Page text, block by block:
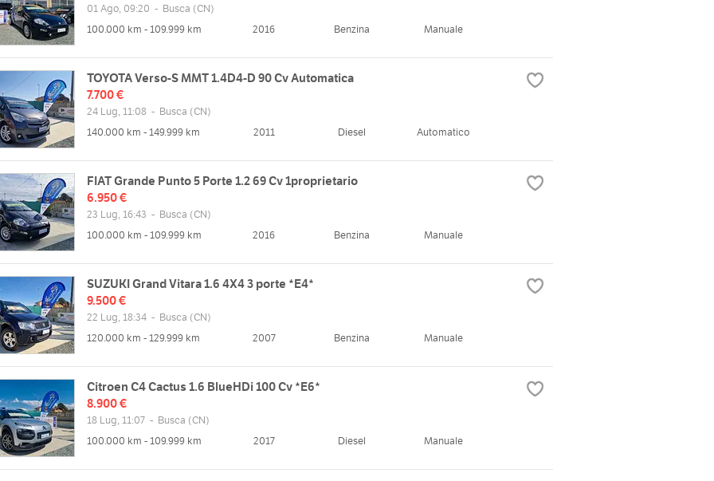
01 Ago, 09:20 - Busca (CN)
100.000 km - 109.999 km
2016 Benzina Manuale
TOYOTA Verso-S MMT 1.4D4-D 90 Cv Automatica
7.700 €
24 Lug, 11:08 - Busca (CN)
140.000 km - 149.999 km
2011 Diesel Automatico
FIAT Grande Punto 5 Porte 1.2 69 Cv 1proprietario
6.950 €
23 Lug, 16:43 - Busca (CN)
100.000 km - 109.999 km
2016 Benzina Manuale
SUZUKI Grand Vitara 1.6 4X4 3 porte *E4*
9.500 €
22 Lug, 18:34 - Busca (CN)
120.000 km - 129.999 km
2007 Benzina Manuale
Citroen C4 Cactus 1.6 BlueHDi 100 Cv *E6*
8.900 €
18 Lug, 11:07 - Busca (CN)
100.000 km - 109.999 km
2017 Diesel Manuale